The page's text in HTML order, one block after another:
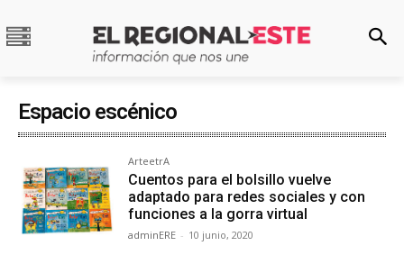
Espacio escénico
ArteetrA
Cuentos para el bolsillo vuelve
adaptado para redes sociales y con
funciones a la gorra virtual
adminERE - 10 junio, 2020